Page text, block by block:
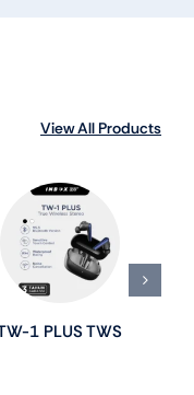
View All Products
1 PLUS TWS